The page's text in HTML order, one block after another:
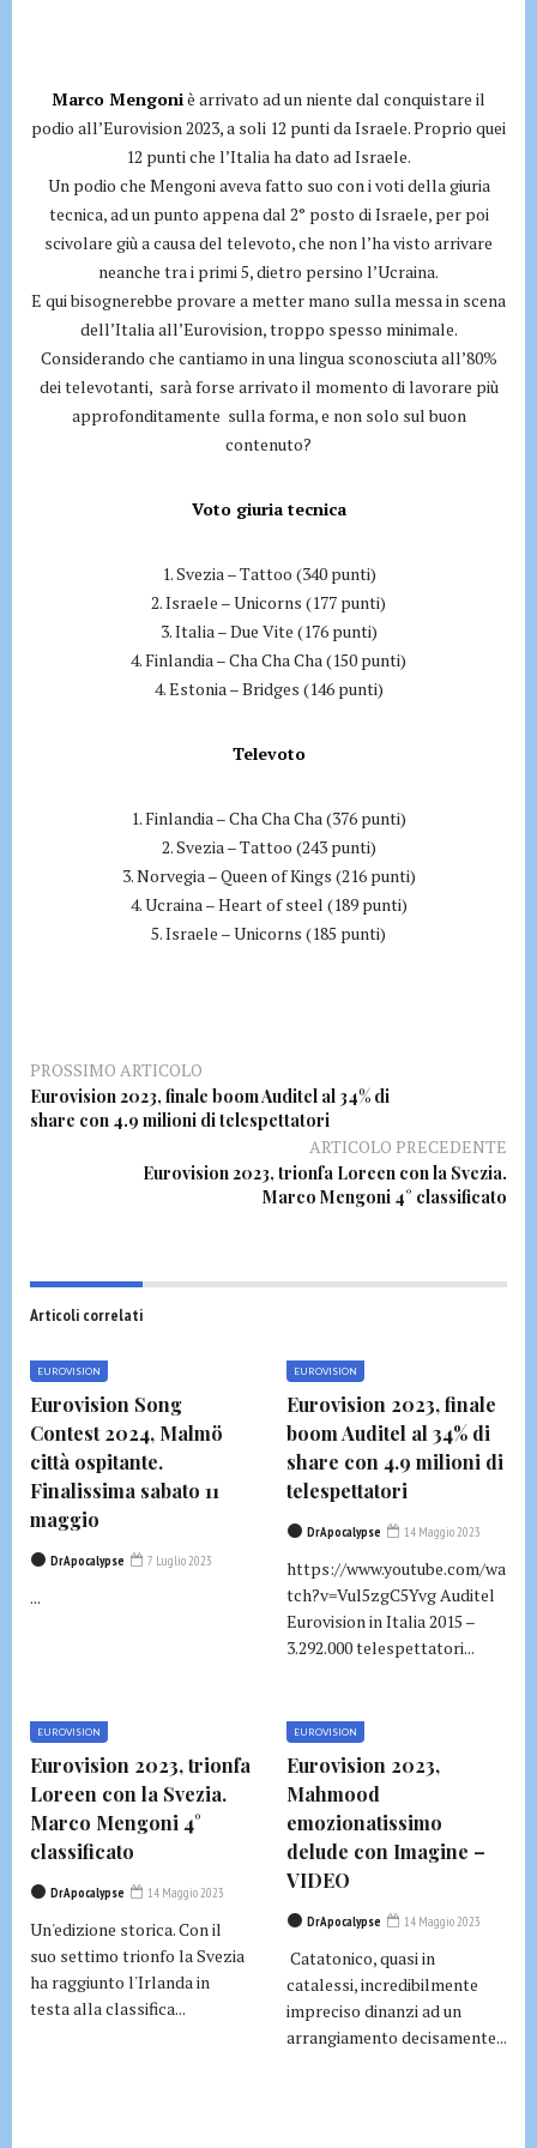
Marco Mengoniè arrivato ad un niente dal conquistare il
podio all’Eurovision 2023, a soli 12 punti da Israele. Proprio quei
12 punti che l’Italia ha dato ad Israele.
Un podio che Mengoni aveva fatto suo con i voti della giuria
tecnica, ad un punto appena dal 2° posto di Israele, per poi
scivolare giù a causa del televoto, che non l’ha visto arrivare
neanche tra i primi 5, dietro persino l’Ucraina.
E qui bisognerebbe provare a metter mano sulla messa in scena
dell’Italia all’Eurovision, troppo spesso minimale.
Considerando che cantiamo in una lingua sconosciuta all’80%
dei televotanti, sarà forse arrivato il momento di lavorare più
approfonditamente sulla forma, e non solo sul buon
contenuto?
Voto giuria tecnica
1. Svezia – Tattoo (340 punti)
2. Israele – Unicorns (177 punti)
3. Italia – Due Vite (176 punti)
4. Finlandia – Cha Cha Cha (150 punti)
4. Estonia – Bridges (146 punti)
Televoto
1. Finlandia – Cha Cha Cha (376 punti)
2. Svezia – Tattoo (243 punti)
3. Norvegia – Queen of Kings (216 punti)
4. Ucraina – Heart of steel (189 punti)
5. Israele – Unicorns (185 punti)
PROSSIMO ARTICOLO
Eurovision 2023, finale boom Auditel al 34% di
share con 4.9 milioni di telespettatori
ARTICOLO PRECEDENTE
Eurovision 2023, trionfa Loreen con la Svezia.
Marco Mengoni 4° classificato
Articoli correlati
EUROVISION
Eurovision Song
Contest 2024, Malmö
città ospitante.
Finalissima sabato 11
maggio
DrApocalypse 7 Luglio 2023
...
EUROVISION
Eurovision 2023, finale
boom Auditel al 34% di
share con 4.9 milioni di
telespettatori
DrApocalypse 14 Maggio 2023
https://www.youtube.com/wa
tch?v=Vul5zgC5Yvg Auditel
Eurovision in Italia 2015 –
3.292.000 telespettatori...
EUROVISION
Eurovision 2023, trionfa
Loreen con la Svezia.
Marco Mengoni 4°
classificato
DrApocalypse 14 Maggio 2023
Un'edizione storica. Con il
suo settimo trionfo la Svezia
ha raggiunto l'Irlanda in
testa alla classifica...
EUROVISION
Eurovision 2023,
Mahmood
emozionatissimo
delude con Imagine –
VIDEO
DrApocalypse 14 Maggio 2023
Catatonico, quasi in
catalessi, incredibilmente
impreciso dinanzi ad un
arrangiamento decisamente...